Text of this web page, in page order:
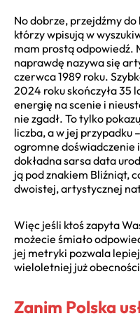
No dobrze, przejdźmy
którzy wpisują w
mam prostą odpowiedź.
naprawdę nazywa się
czerwca 1989 roku.
2024 roku skończyła 35
energię na scenie i
nie zgadł. To tylko
liczba, a w jej przypadku
ogromne doświadczenie
dokładna sarsa data
ją pod znakiem Bliźniąt,
dwoistej, artystycznej
Więc jeśli ktoś zapyta
możecie śmiało
jej metryki pozwala
wieloletniej już
Zanim Polska